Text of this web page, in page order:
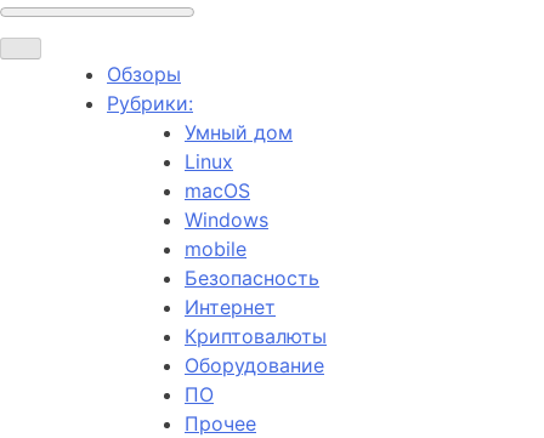
Обзоры
Рубрики:
Умный дом
Linux
macOS
Windows
mobile
Безопасность
Интернет
Криптовалюты
Оборудование
ПО
Прочее